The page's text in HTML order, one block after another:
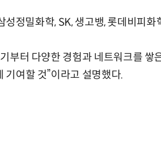
정밀화학, SK, 생고뱅, 롯데비피화
부터 다양한 경험과 네트워크를 쌓
기여할 것”이라고 설명했다.